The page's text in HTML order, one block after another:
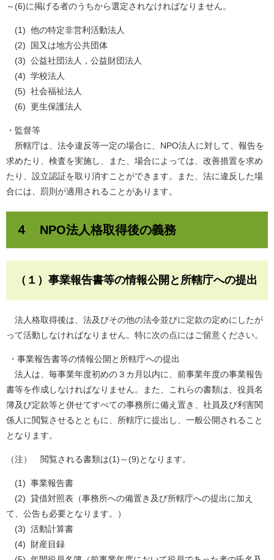
～(6)に掲げる者のうちから選定されなければなりません。
(1) 他の特定非営利活動法人
(2) 国又は地方公共団体
(3) 公益社団法人，公益財団法人
(4) 学校法人
(5) 社会福祉法人
(6) 更生保護法人
・監督等
所轄庁は、法令違反等一定の場合に、NPO法人に対して、報告を
求めたり、検査を実施し、また、場合によっては、改善措置を求め
たり、設立認証を取り消すことができます。また、法に違反した場
合には、罰則が適用されることがあります。
４ NPO法人格取得後の義務
（１）事業報告書等の情報公開と所轄庁への提出
法人格取得後は、法及びその他の法令並びに定款の定めにしたが
って活動しなければなりません。特に次の点にはご留意ください。
・事業報告書等の情報公開と所轄庁への提出
法人は、毎事業年度初めの３カ月以内に、前事業年度の事業報告
書等を作成しなければなりません。また、これらの書類は、役員名
簿及び定款等と併せてすべての事務所に備え置き、社員及び利害関
係人に閲覧させるとともに、所轄庁に提出し、一般公開されること
となります。
（注） 閲覧される書類は(1)～(9)となります。
(1) 事業報告書
(2) 貸借対照表（事務所への備置き及び所轄庁への提出に加え
て、公告も必要となります。）
(3) 活動計算書
(4) 財産目録